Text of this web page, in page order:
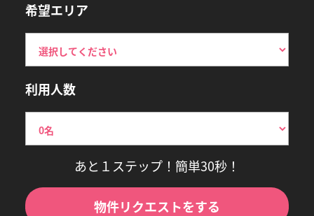
希望エリア
利用人数
あと１ステップ！簡単30秒！
物件リクエストをする